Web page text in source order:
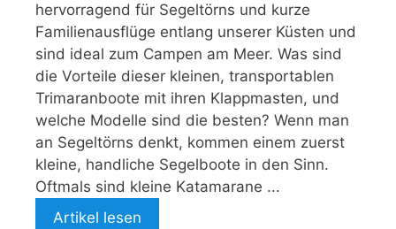
hervorragend für Segeltörns und kurze
Familienausflüge entlang unserer Küsten und
sind ideal zum Campen am Meer. Was sind
die Vorteile dieser kleinen, transportablen
Trimaranboote mit ihren Klappmasten, und
welche Modelle sind die besten? Wenn man
an Segeltörns denkt, kommen einem zuerst
kleine, handliche Segelboote in den Sinn.
Oftmals sind kleine Katamarane ...
Artikel lesen